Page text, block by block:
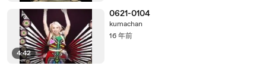
4:42
0621-0104
kumachan
16 年前